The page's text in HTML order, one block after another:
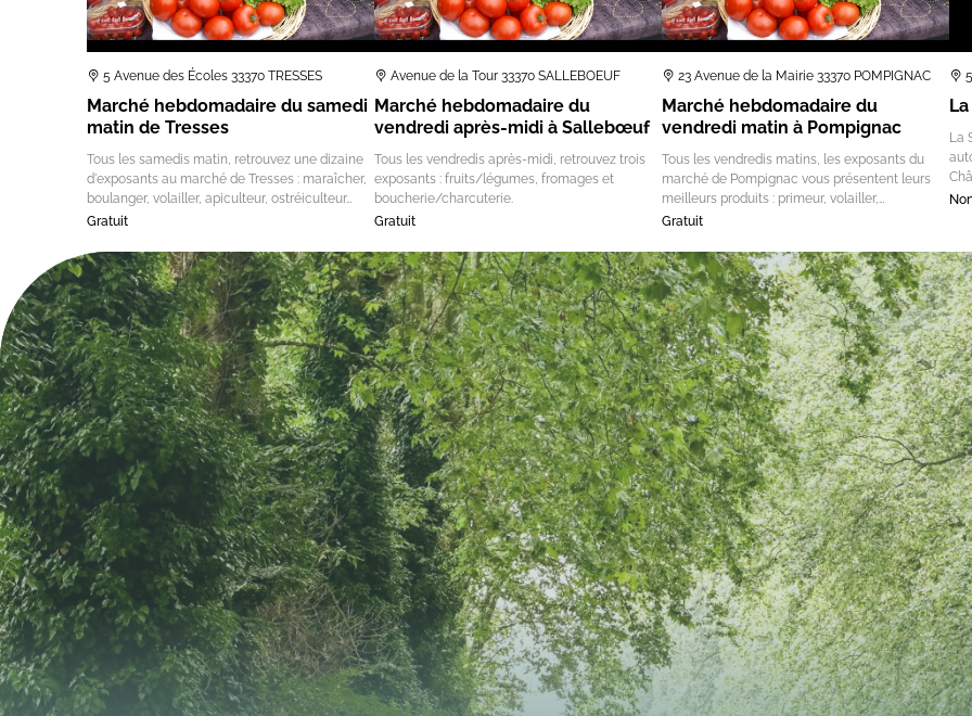
5 Avenue des Écoles 33370 TRESSES
Marché hebdomadaire du samedi
matin de Tresses
Tous les samedis matin, retrouvez une dizaine
d'exposants au marché de Tresses : maraîcher,
boulanger, volailler, apiculteur, ostréiculteur…
Gratuit
Avenue de la Tour 33370 SALLEBOEUF
Marché hebdomadaire du
vendredi après-midi à Sallebœuf
Tous les vendredis après-midi, retrouvez trois
exposants : fruits/légumes, fromages et
boucherie/charcuterie.
Gratuit
23 Avenue de la Mairie 33370 POMPIGNAC
Marché hebdomadaire du
vendredi matin à Pompignac
Tous les vendredis matins, les exposants du
marché de Pompignac vous présentent leurs
meilleurs produits : primeur, volailler,…
Gratuit
La